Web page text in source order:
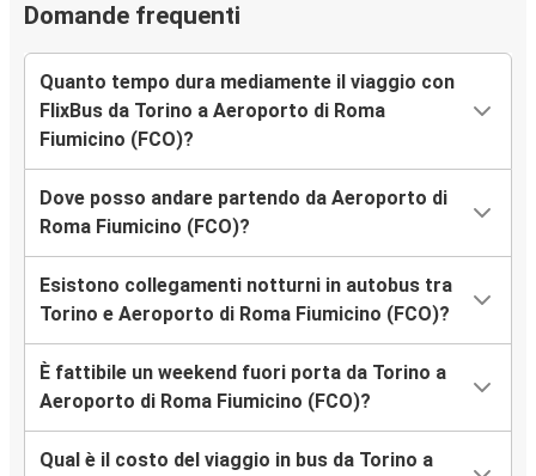
Domande frequenti
Quanto tempo dura mediamente il viaggio con
FlixBus da Torino a Aeroporto di Roma
Fiumicino (FCO)?
Dove posso andare partendo da Aeroporto di
Roma Fiumicino (FCO)?
Esistono collegamenti notturni in autobus tra
Torino e Aeroporto di Roma Fiumicino (FCO)?
È fattibile un weekend fuori porta da Torino a
Aeroporto di Roma Fiumicino (FCO)?
Qual è il costo del viaggio in bus da Torino a